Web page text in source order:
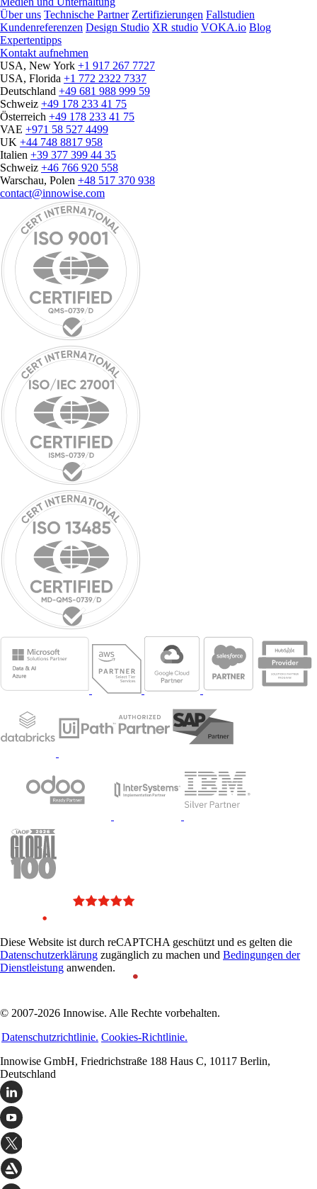
Über uns Technische Partner Zertifizierungen Fallstudien
Kundenreferenzen Design Studio XR studio VOKA.io Blog
Expertentipps
Kontakt aufnehmen
USA, New York +1 917 267 7727
USA, Florida +1 772 2322 7337
Deutschland +49 681 988 999 59
Schweiz +49 178 233 41 75
Österreich +49 178 233 41 75
VAE +971 58 527 4499
UK +44 748 8817 958
Italien +39 377 399 44 35
Schweiz +46 766 920 558
Warschau, Polen +48 517 370 938
contact@innowise.com
Diese Website ist durch reCAPTCHA geschützt und es gelten die
Datenschutzerklärung zugänglich zu machen und Bedingungen der
Dienstleistung anwenden.
© 2007-2026 Innowise. Alle Rechte vorbehalten.
Datenschutzrichtlinie. Cookies-Richtlinie.
Innowise GmbH, Friedrichstraße 188 Haus C, 10117 Berlin,
Deutschland